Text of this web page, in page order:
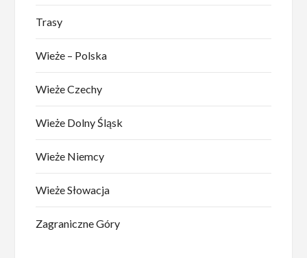
Trasy
Wieże – Polska
Wieże Czechy
Wieże Dolny Śląsk
Wieże Niemcy
Wieże Słowacja
Zagraniczne Góry